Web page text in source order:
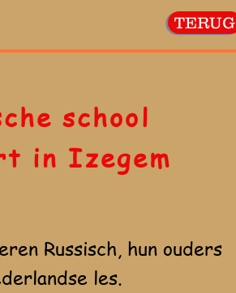
TERUG
school
in Izegem
Russisch, hun ouders
les.